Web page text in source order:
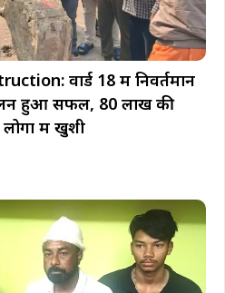
वार्ड 18 में निवर्तमान
हुआ सफल, 80 लाख की
में खुशी